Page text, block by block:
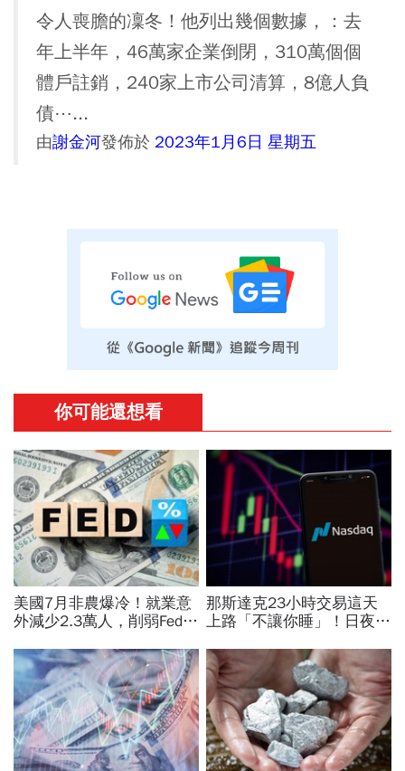
令人喪膽的凜冬！他列出幾個數據，：去
年上半年，46萬家企業倒閉，310萬個個
體戶註銷，240家上市公司清算，8億人負
債⋯...
由謝金河發佈於 2023年1月6日 星期五